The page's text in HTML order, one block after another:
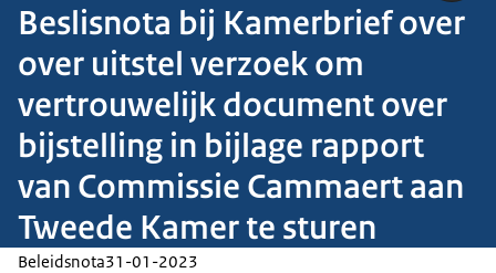
Beslisnota bij Kamerbrief over
over uitstel verzoek om
vertrouwelijk document over
bijstelling in bijlage rapport
van Commissie Cammaert aan
Tweede Kamer te sturen
Beleidsnota31-01-2023